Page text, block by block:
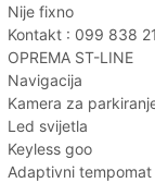
Nije fixno
Kontakt : 099 838
OPREMA ST-LINE
Navigacija
Kamera za
Led svijetla
Keyless goo
Adaptivni tempomat